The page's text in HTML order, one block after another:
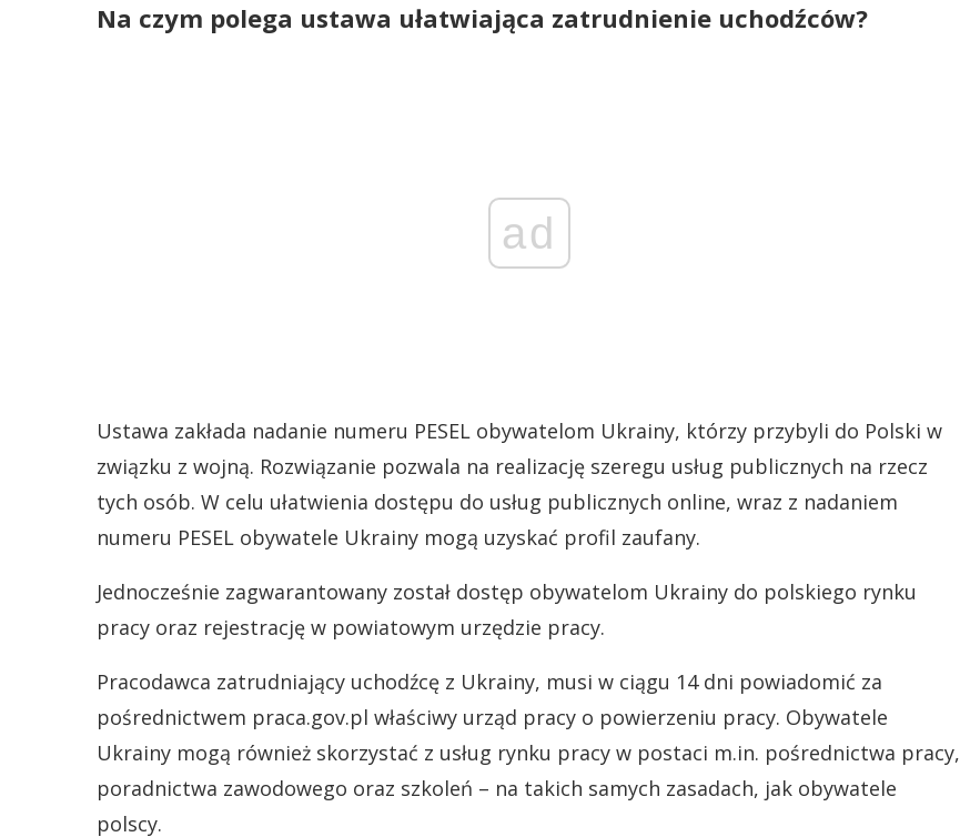
Na czym polega ustawa ułatwiająca zatrudnienie uchodźców?
ad
Ustawa zakłada nadanie numeru PESEL obywatelom Ukrainy, którzy przybyli do Polski w
związku z wojną. Rozwiązanie pozwala na realizację szeregu usług publicznych na rzecz
tych osób. W celu ułatwienia dostępu do usług publicznych online, wraz z nadaniem
numeru PESEL obywatele Ukrainy mogą uzyskać profil zaufany.
Jednocześnie zagwarantowany został dostęp obywatelom Ukrainy do polskiego rynku
pracy oraz rejestrację w powiatowym urzędzie pracy.
Pracodawca zatrudniający uchodźcę z Ukrainy, musi w ciągu 14 dni powiadomić za
pośrednictwem praca.gov.pl właściwy urząd pracy o powierzeniu pracy. Obywatele
Ukrainy mogą również skorzystać z usług rynku pracy w postaci m.in. pośrednictwa pracy,
poradnictwa zawodowego oraz szkoleń – na takich samych zasadach, jak obywatele
polscy.